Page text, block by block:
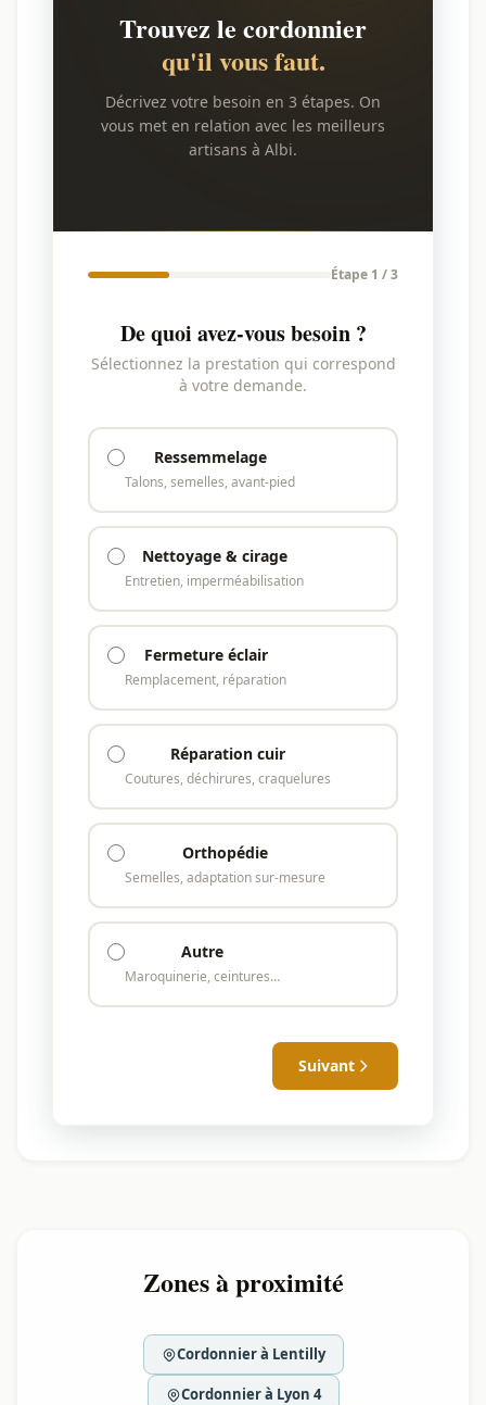
Trouvez le cordonnier
qu'il vous faut.
Décrivez votre besoin en 3 étapes. On
vous met en relation avec les meilleurs
artisans à Albi.
Étape 1 / 3
De quoi avez-vous besoin ?
Sélectionnez la prestation qui correspond
à votre demande.
Ressemmelage
Talons, semelles, avant-pied
Nettoyage & cirage
Entretien, imperméabilisation
Fermeture éclair
Remplacement, réparation
Réparation cuir
Coutures, déchirures, craquelures
Orthopédie
Semelles, adaptation sur-mesure
Autre
Maroquinerie, ceintures…
Suivant
Zones à proximité
Cordonnier à Lentilly
Cordonnier à Lyon 4